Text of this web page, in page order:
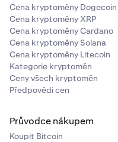
Cena kryptoměny Dogecoin
Cena kryptoměny XRP
Cena kryptoměny Cardano
Cena kryptoměny Solana
Cena kryptoměny Litecoin
Kategorie kryptoměn
Ceny všech kryptoměn
Předpovědi cen
Průvodce nákupem
Koupit Bitcoin